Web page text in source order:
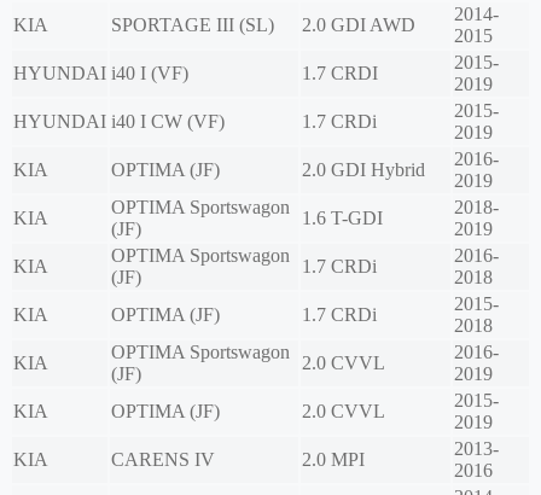
KIA
SPORTAGE III (SL) 2.0 GDI AWD
2014-
2015
HYUNDAI i40 I (VF) 1.7 CRDI
2015-
2019
HYUNDAI i40 I CW (VF) 1.7 CRDi
2015-
2019
KIA
OPTIMA (JF) 2.0 GDI Hybrid
2016-
2019
KIA
OPTIMA Sportswagon
(JF)
1.6 T-GDI
2018-
2019
KIA
OPTIMA Sportswagon
(JF)
1.7 CRDi
2016-
2018
KIA
OPTIMA (JF) 1.7 CRDi
2015-
2018
KIA
OPTIMA Sportswagon
(JF)
2.0 CVVL
2016-
2019
KIA
OPTIMA (JF) 2.0 CVVL
2015-
2019
KIA
CARENS IV 2.0 MPI
2013-
2016